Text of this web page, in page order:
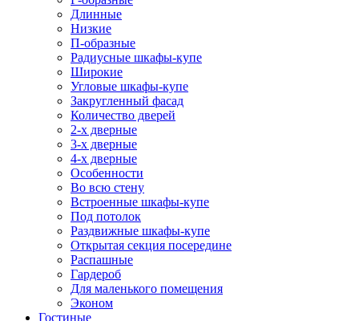
Длинные
Низкие
П-образные
Радиусные шкафы-купе
Широкие
Угловые шкафы-купе
Закругленный фасад
Количество дверей
2-х дверные
3-х дверные
4-х дверные
Особенности
Во всю стену
Встроенные шкафы-купе
Под потолок
Раздвижные шкафы-купе
Открытая секция посередине
Распашные
Гардероб
Для маленького помещения
Эконом
Гостиные